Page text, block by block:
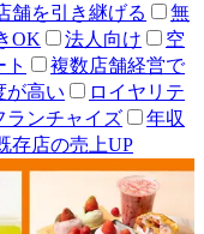
舗を引き継げる
無
OK 法人向け
空
複数店舗経営で
が高い
ロイヤリテ
ランチャイズ
年収
存店の売上UP